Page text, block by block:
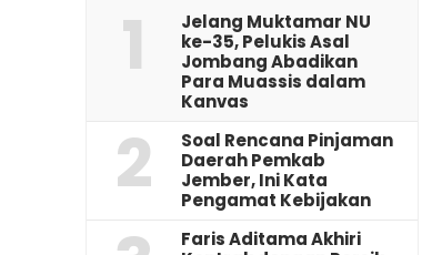
1
Jelang Muktamar NU
ke-35, Pelukis Asal
Jombang Abadikan
Para Muassis dalam
Kanvas
2
‎Soal Rencana Pinjaman
Daerah Pemkab
Jember, Ini Kata
Pengamat Kebijakan ‎
Faris Aditama Akhiri